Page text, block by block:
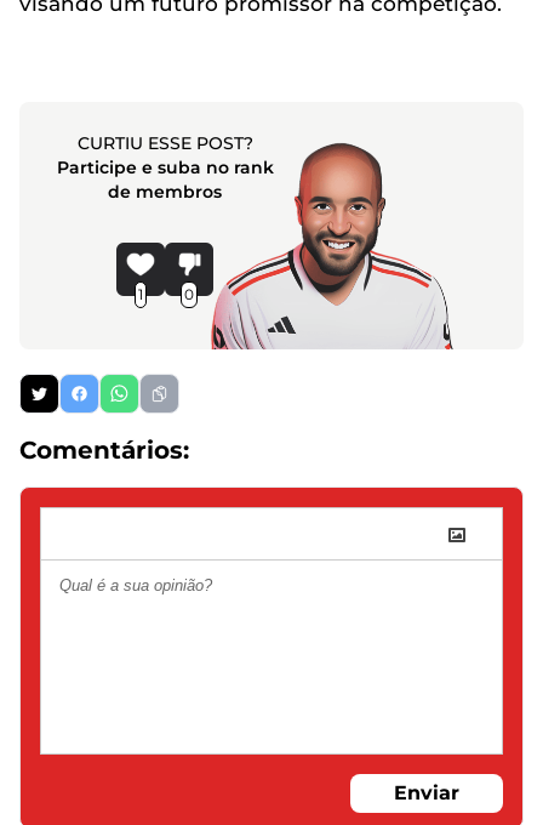
CURTIU ESSE POST?
Participe e suba no rank
de membros
1 0
Comentários:
Enviar